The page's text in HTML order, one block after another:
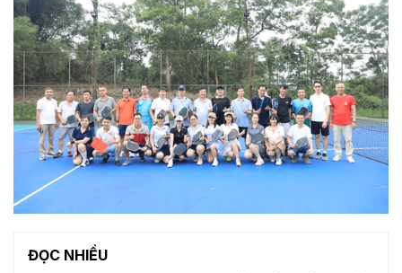
ĐỌC NHIỀU